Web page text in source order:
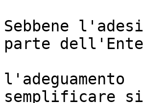
Sebbene
parte
semplificare